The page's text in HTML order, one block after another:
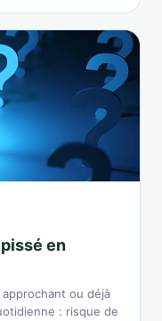
en
ou déjà
: risque de